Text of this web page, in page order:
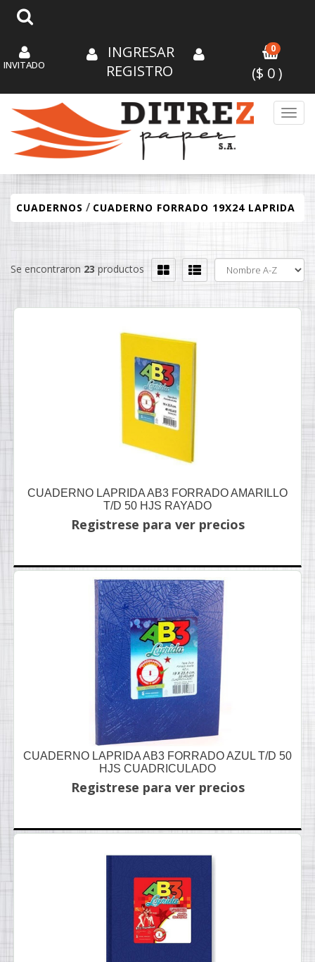
INVITADO
INGRESAR
REGISTRO
0
($ 0)
CUADERNOS / CUADERNO FORRADO 19X24 LAPRIDA
Se encontraron 23 productos
CUADERNO LAPRIDA AB3 FORRADO AMARILLO
T/D 50 HJS RAYADO
Registrese para ver precios
CUADERNO LAPRIDA AB3 FORRADO AZUL T/D 50
HJS CUADRICULADO
Registrese para ver precios